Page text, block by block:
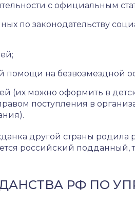
с официальным
по законодательству
помощи на безвозмездной
(их можно оформить в
поступления в
другой страны родила
российский подданный,
РФ ПО